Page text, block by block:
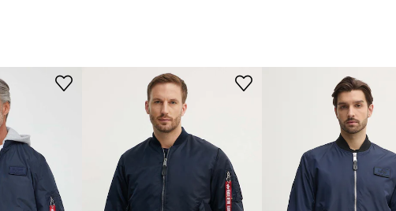
Značka
ID produktu